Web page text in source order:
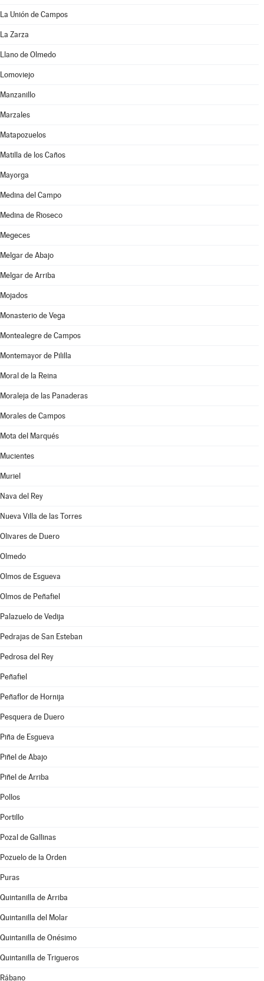
La Unión de Campos
La Zarza
Llano de Olmedo
Lomoviejo
Manzanillo
Marzales
Matapozuelos
Matilla de los Caños
Mayorga
Medina del Campo
Medina de Rioseco
Megeces
Melgar de Abajo
Melgar de Arriba
Mojados
Monasterio de Vega
Montealegre de Campos
Montemayor de Pililla
Moral de la Reina
Moraleja de las Panaderas
Morales de Campos
Mota del Marqués
Mucientes
Muriel
Nava del Rey
Nueva Villa de las Torres
Olivares de Duero
Olmedo
Olmos de Esgueva
Olmos de Peñafiel
Palazuelo de Vedija
Pedrajas de San Esteban
Pedrosa del Rey
Peñafiel
Peñaflor de Hornija
Pesquera de Duero
Piña de Esgueva
Piñel de Abajo
Piñel de Arriba
Pollos
Portillo
Pozal de Gallinas
Pozuelo de la Orden
Puras
Quintanilla de Arriba
Quintanilla del Molar
Quintanilla de Onésimo
Quintanilla de Trigueros
Rábano